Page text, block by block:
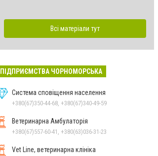
Всі матеріали тут
ПІДПРИЄМСТВА ЧОРНОМОРСЬКА
Система сповіщення населення
+380(67)350-44-68, +380(67)340-49-59
Ветеринарна Амбулаторія
+380(67)557-60-41, +380(63)036-31-23
Vet Line, ветеринарна клініка